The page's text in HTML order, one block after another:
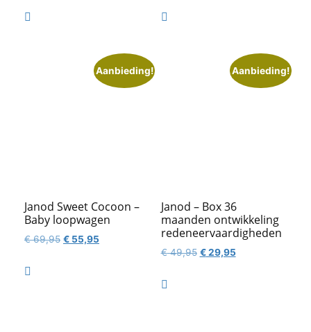
 
Aanbieding!
Janod Sweet Cocoon –
Baby loopwagen
€69,95 Oorspronkelijke
€ 55,95Huidige

Aanbieding!
Janod – Box 36
maanden ontwikkeling
redeneervaardigheden
€49,95 Oorspronkelijke
€29,95Huidige
